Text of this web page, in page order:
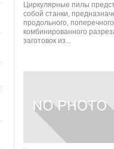
Циркулярные пилы
собой станки,
продольного,
комбинированного
заготовок из...